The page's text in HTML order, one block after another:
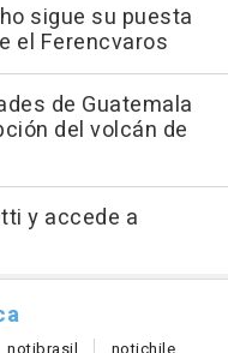
sigue su puesta
el Ferencvaros
de Guatemala
del volcán de
y accede a